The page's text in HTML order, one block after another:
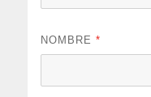
NOMBRE*